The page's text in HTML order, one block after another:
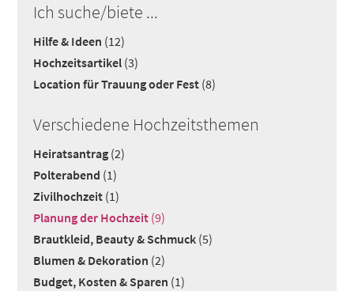
Ich suche/biete ...
Hilfe & Ideen (12)
Hochzeitsartikel (3)
Location für Trauung oder Fest (8)
Verschiedene Hochzeitsthemen
Heiratsantrag (2)
Polterabend (1)
Zivilhochzeit (1)
Planung der Hochzeit (9)
Brautkleid, Beauty & Schmuck (5)
Blumen & Dekoration (2)
Budget, Kosten & Sparen (1)